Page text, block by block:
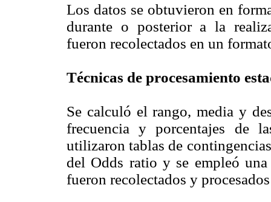
Los datos se obtuvieron en
durante o posterior a la
fueron recolectados en un
Técnicas de procesamiento
Se calculó el rango, media y
frecuencia y porcentajes de
utilizaron tablas de
del Odds ratio y se empleó
fueron recolectados y